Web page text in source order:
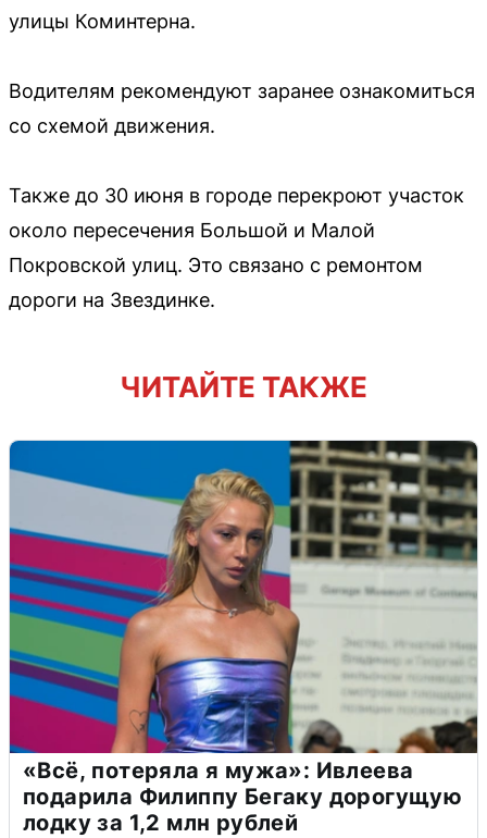
улицы Коминтерна.
Водителям рекомендуют заранее ознакомиться
со схемой движения.
Также до 30 июня в городе перекроют участок
около пересечения Большой и Малой
Покровской улиц. Это связано с ремонтом
дороги на Звездинке.
ЧИТАЙТЕ ТАКЖЕ
«Всё, потеряла я мужа»: Ивлеева
подарила Филиппу Бегаку дорогущую
лодку за 1,2 млн рублей